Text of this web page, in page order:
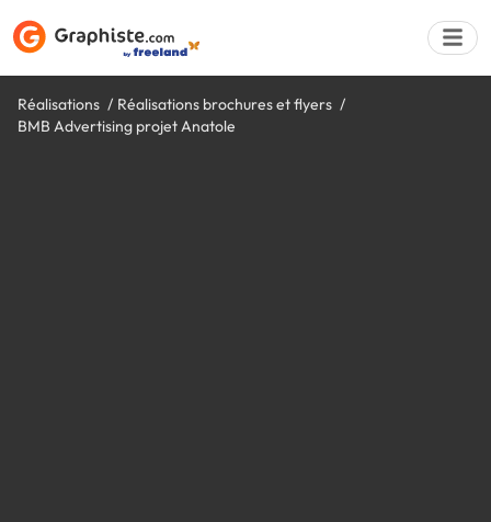
Réalisations
Réalisations brochures et flyers
BMB Advertising projet Anatole